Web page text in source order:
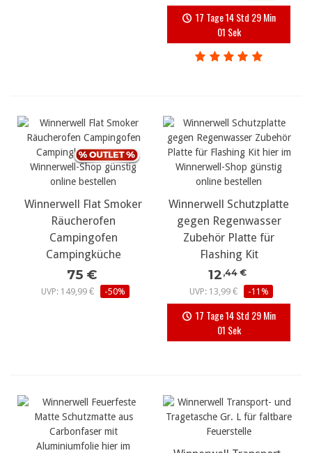
17 Tage 14 Std 29 Min
00 Sek
Winnerwell Flat Smoker
Räucherofen
Campingofen
Campingküche
75 €
UVP: 149,99 € -50%
Winnerwell Schutzplatte
gegen Regenwasser
Zubehör Platte für
Flashing Kit
12 ,44 €
UVP: 13,99 €
-11%
17 Tage 14 Std 29 Min
01 Sek